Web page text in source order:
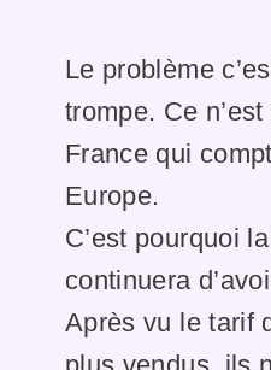
Le problème
trompe. Ce
France qui
Europe.
C’est pourquoi
continuera
Après vu le tarif